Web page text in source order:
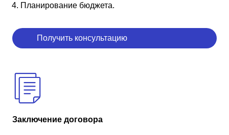
Планирование бюджета.
Получить консультацию
Заключение договора